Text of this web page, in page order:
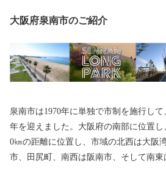
大阪府泉南市のご紹介
泉南市は1970年に単独で市制を施行して
年を迎えました。大阪府の南部に位置
0㎞の距離に位置し、市域の北西は大阪
市、田尻町、南西は阪南市、そして南東